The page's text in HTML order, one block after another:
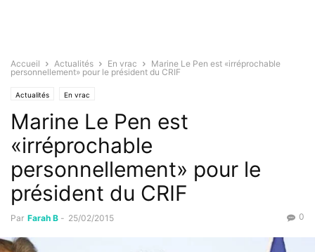
Accueil Actualités En vrac
Marine Le Pen est «irréprochable
personnellement» pour le président du CRIF
Actualités En vrac
Marine Le Pen est
«irréprochable
personnellement» pour le
président du CRIF
Par Farah B - 25/02/2015 0